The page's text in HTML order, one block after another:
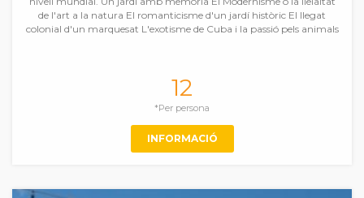
de l'art a la natura El romanticisme d'un jardí històric El llegat
colonial d'un marquesat L'exotisme de Cuba i la passió pels animals
12
*Per persona
INFORMACIÓ